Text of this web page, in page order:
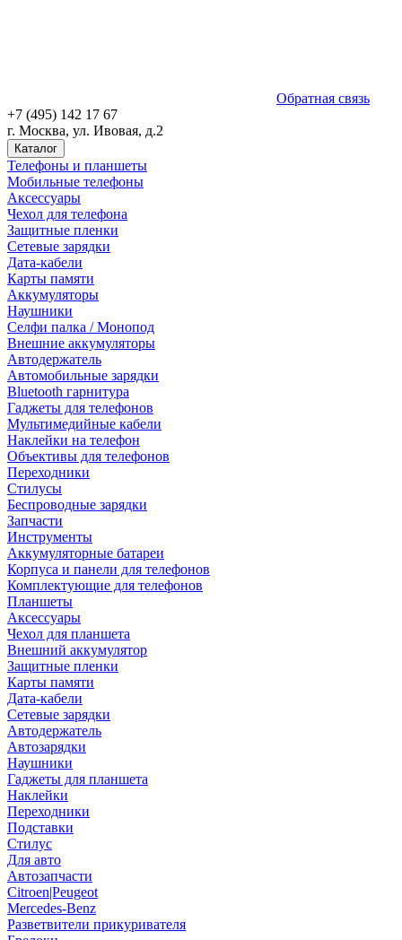
Обратная связь
+7 (495) 142 17 67
г. Москва, ул. Ивовая, д.2
Каталог
Телефоны и планшеты
Мобильные телефоны
Аксессуары
Чехол для телефона
Защитные пленки
Сетевые зарядки
Дата-кабели
Карты памяти
Аккумуляторы
Наушники
Селфи палка / Монопод
Внешние аккумуляторы
Автодержатель
Автомобильные зарядки
Bluetooth гарнитура
Гаджеты для телефонов
Мультимедийные кабели
Наклейки на телефон
Объективы для телефонов
Переходники
Стилусы
Беспроводные зарядки
Запчасти
Инструменты
Аккумуляторные батареи
Корпуса и панели для телефонов
Комплектующие для телефонов
Планшеты
Аксессуары
Чехол для планшета
Внешний аккумулятор
Защитные пленки
Карты памяти
Дата-кабели
Сетевые зарядки
Автодержатель
Автозарядки
Наушники
Гаджеты для планшета
Наклейки
Переходники
Подставки
Стилус
Для авто
Автозапчасти
Citroen|Peugeot
Mercedes-Benz
Разветвители прикуривателя